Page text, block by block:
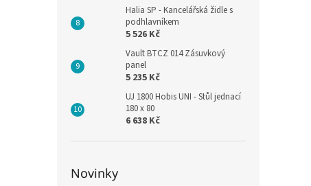
Halia SP - Kancelářská židle s
podhlavníkem
5 526 Kč
Vault BTCZ 014 Zásuvkový
panel
5 235 Kč
UJ 1800 Hobis UNI - Stůl jednací
180 x 80
6 638 Kč
Novinky